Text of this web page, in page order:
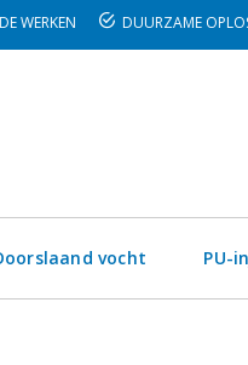
WERKEN DUURZAME
vocht PU-